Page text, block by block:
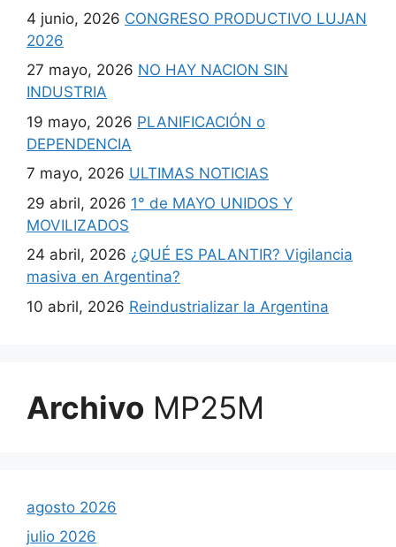
4 junio, 2026 CONGRESO PRODUCTIVO LUJAN
2026
27 mayo, 2026 NO HAY NACION SIN
INDUSTRIA
19 mayo, 2026 PLANIFICACIÓN o
DEPENDENCIA
7 mayo, 2026 ULTIMAS NOTICIAS
29 abril, 2026 1° de MAYO UNIDOS Y
MOVILIZADOS
24 abril, 2026 ¿QUÉ ES PALANTIR? Vigilancia
masiva en Argentina?
10 abril, 2026 Reindustrializar la Argentina
Archivo MP25M
agosto 2026
julio 2026